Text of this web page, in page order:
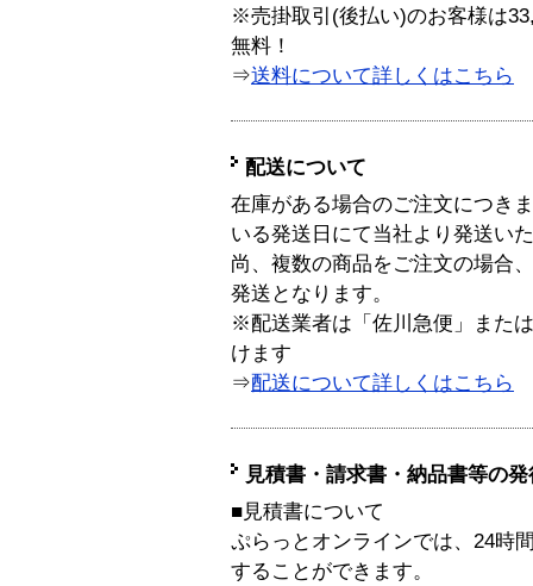
※売掛取引(後払い)のお客様は
無料！
⇒送料について詳しくはこちら
配送について
在庫がある場合のご注文につき
いる発送日にて当社より発送い
尚、複数の商品をご注文の場合
発送となります。
※配送業者は「佐川急便」また
けます
⇒配送について詳しくはこちら
見積書・請求書・納品書等の
■見積書について
ぷらっとオンラインでは、24時
することができます。